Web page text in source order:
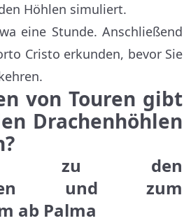
Höhlen simuliert.
eine Stunde. Anschließend
Cristo erkunden, bevor Sie
von Touren gibt
Drachenhöhlen
zu den
und zum
ab Palma